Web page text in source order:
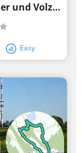
Zum Naturschutzgebiet Ruschweiler und Volzer See
Easy